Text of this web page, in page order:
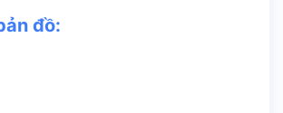
đồ: